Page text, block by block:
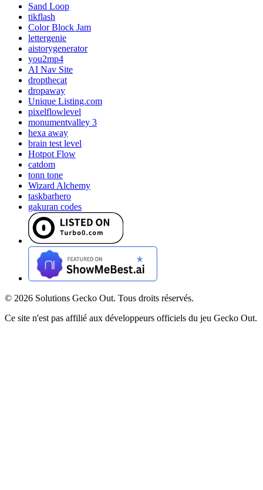
Sand Loop
tikflash
Color Block Jam
lettergenie
aistorygenerator
you2mp4
AI Nav Site
dropthecat
dropaway
Unique Listing.com
pixelflowlevel
monumentvalley 3
hexa away
brain test level
Hotpot Flow
catdom
tonn tone
Wizard Alchemy
taskbarhero
gakuran codes
© 2026 Solutions Gecko Out. Tous droits réservés.
Ce site n'est pas affilié aux développeurs officiels du jeu Gecko Out.